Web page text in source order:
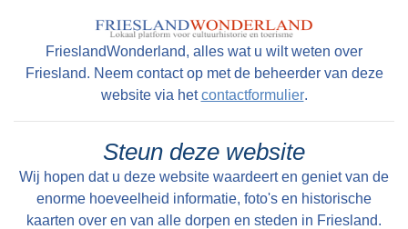
hooiberg in Fryslân staat, volledig
gerestaureerd, in het dorp Warten. Het is als
museum ingericht ( bouwjaar 1725)
FrieslandWonderland, alles wat u wilt weten over
Friesland. Neem contact op met de beheerder van deze
website via hetcontactformulier.
Steun deze website
Wij hopen dat u deze website waardeert en geniet van de
enorme hoeveelheid informatie, foto's en historische
kaarten over en van alle dorpen en steden in Friesland.